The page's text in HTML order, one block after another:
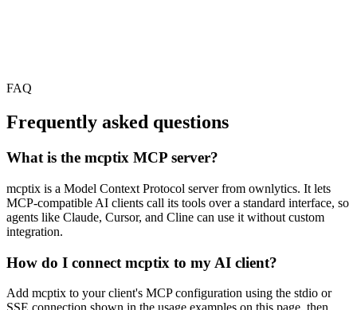
FAQ
Frequently asked questions
What is the mcptix MCP server?
mcptix is a Model Context Protocol server from ownlytics. It lets
MCP-compatible AI clients call its tools over a standard interface, so
agents like Claude, Cursor, and Cline can use it without custom
integration.
How do I connect mcptix to my AI client?
Add mcptix to your client's MCP configuration using the stdio or